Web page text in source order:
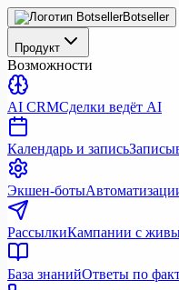
Botseller
Продукт
Возможности
AI CRMСделки ведёт AI
Календарь и запись
Экшен-боты
РассылкиКампании с
База знанийОтветы по